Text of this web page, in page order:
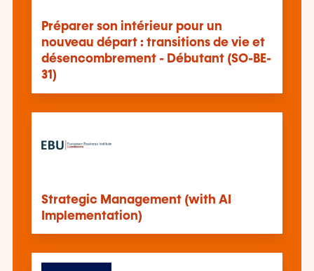
Préparer son intérieur pour un
nouveau départ : transitions de vie et
désencombrement - Débutant (SO-BE-
31)
Strategic Management (with AI
Implementation)